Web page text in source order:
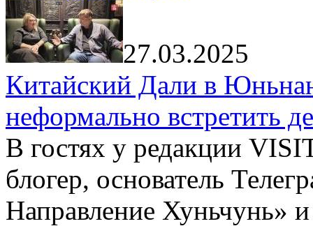
27.03.2025
Китайский Дали в
неформально встретить
В гостях у редакции
блогер, основатель
Направление Хуньчунь»